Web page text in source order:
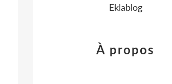
Eklablog
À propos